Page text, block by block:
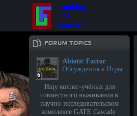
Looking
For
Gamers
FORUM TOPICS
6
Abiotic Factor
Обсуждения » Игры
Ищу коллег-учёных для
совместного выживания в
научно-исследовательском
комплексе GATE Cascade.